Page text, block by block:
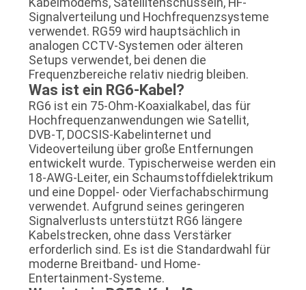
Signalverteilung und Hochfrequenzsysteme
verwendet. RG59 wird hauptsächlich in
analogen CCTV-Systemen oder älteren
Setups verwendet, bei denen die
Frequenzbereiche relativ niedrig bleiben.
Was ist ein RG6-Kabel?
RG6 ist ein 75-Ohm-Koaxialkabel, das für
Hochfrequenzanwendungen wie Satellit,
DVB-T, DOCSIS-Kabelinternet und
Videoverteilung über große Entfernungen
entwickelt wurde. Typischerweise werden ein
18-AWG-Leiter, ein Schaumstoffdielektrikum
und eine Doppel- oder Vierfachabschirmung
verwendet. Aufgrund seines geringeren
Signalverlusts unterstützt RG6 längere
Kabelstrecken, ohne dass Verstärker
erforderlich sind. Es ist die Standardwahl für
moderne Breitband- und Home-
Entertainment-Systeme.